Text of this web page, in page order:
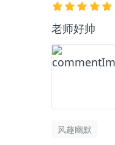
老师好帅
风趣幽默